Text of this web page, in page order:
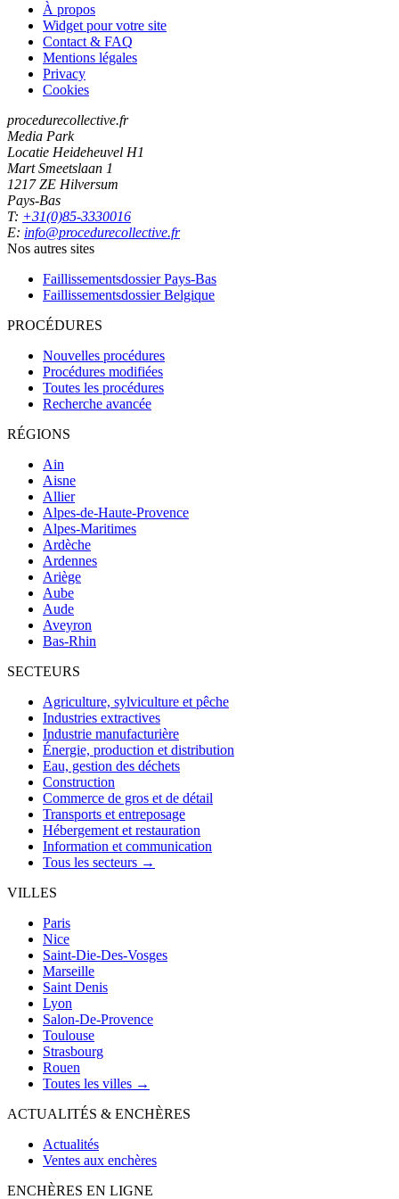
À propos
Widget pour votre site
Contact & FAQ
Mentions légales
Privacy
Cookies
procedurecollective.fr
Media Park
Locatie Heideheuvel H1
Mart Smeetslaan 1
1217 ZE Hilversum
Pays-Bas
T: +31(0)85-3330016
E: info@procedurecollective.fr
Nos autres sites
Faillissementsdossier Pays-Bas
Faillissementsdossier Belgique
PROCÉDURES
Nouvelles procédures
Procédures modifiées
Toutes les procédures
Recherche avancée
RÉGIONS
Ain
Aisne
Allier
Alpes-de-Haute-Provence
Alpes-Maritimes
Ardèche
Ardennes
Ariège
Aube
Aude
Aveyron
Bas-Rhin
SECTEURS
Agriculture, sylviculture et pêche
Industries extractives
Industrie manufacturière
Énergie, production et distribution
Eau, gestion des déchets
Construction
Commerce de gros et de détail
Transports et entreposage
Hébergement et restauration
Information et communication
Tous les secteurs →
VILLES
Paris
Nice
Saint-Die-Des-Vosges
Marseille
Saint Denis
Lyon
Salon-De-Provence
Toulouse
Strasbourg
Rouen
Toutes les villes →
ACTUALITÉS & ENCHÈRES
Actualités
Ventes aux enchères
ENCHÈRES EN LIGNE